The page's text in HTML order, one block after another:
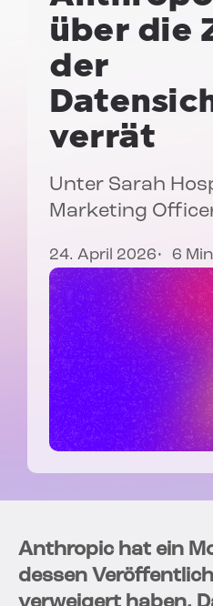
über die
der
verrät
Unter Sarah
Marketing
24. April 2026 6
Anthropic hat ein
dessen